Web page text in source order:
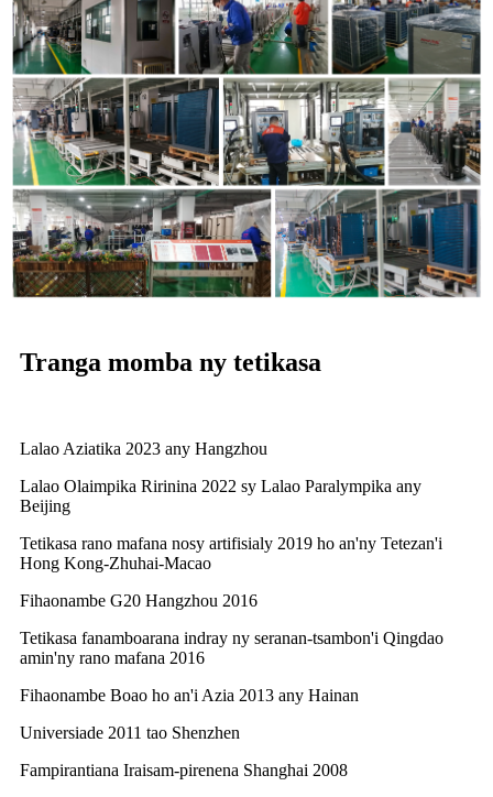
Tranga momba ny tetikasa
Lalao Aziatika 2023 any Hangzhou
Lalao Olaimpika Ririnina 2022 sy Lalao Paralympika any
Beijing
Tetikasa rano mafana nosy artifisialy 2019 ho an'ny Tetezan'i
Hong Kong-Zhuhai-Macao
Fihaonambe G20 Hangzhou 2016
Tetikasa fanamboarana indray ny seranan-tsambon'i Qingdao
amin'ny rano mafana 2016
Fihaonambe Boao ho an'i Azia 2013 any Hainan
Universiade 2011 tao Shenzhen
Fampirantiana Iraisam-pirenena Shanghai 2008